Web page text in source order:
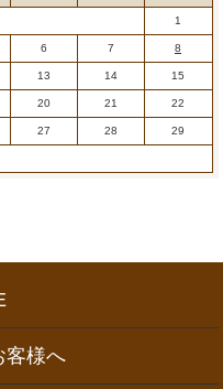
1
6 7 8
13 14 15
20 21 22
27 28 29
客様へ